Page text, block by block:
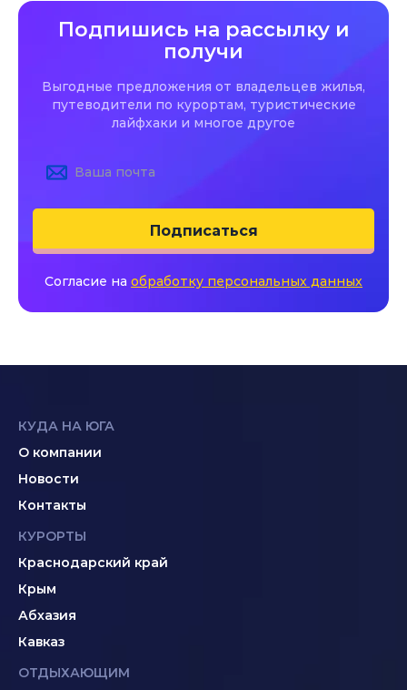
Подпишись на рассылку и
получи
Выгодные предложения от владельцев жилья,
путеводители по курортам, туристические
лайфхаки и многое другое
Подписаться
Согласие на обработку персональных данных
КУДА НА ЮГА
О компании
Новости
Контакты
КУРОРТЫ
Краснодарский край
Крым
Абхазия
Кавказ
ОТДЫХАЮЩИМ